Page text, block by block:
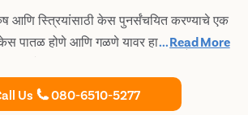
आणि स्त्रियांसाठी केस पुनर्संचयित करण्याचे एक
पातळ होणे आणि गळणे यावर हा एक प्रभावी
उपचार प्रदान करतो. आमच्या केस
बुक करा आणि तुमच्या उपचारांची योजना
...Read More
Us 080-6510-5277